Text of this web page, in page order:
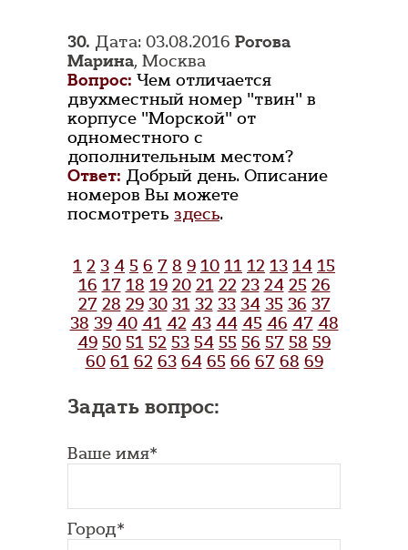
30. Дата: 03.08.2016 Рогова
Марина, Москва
Вопрос: Чем отличается
двухместный номер "твин" в
корпусе "Морской" от
одноместного с
дополнительным местом?
Ответ: Добрый день. Описание
номеров Вы можете
посмотреть здесь.
1 2 3 4 5 6 7 8 9 10 11 12 13 14 15
16 17 18 19 20 21 22 23 24 25 26
27 28 29 30 31 32 33 34 35 36 37
38 39 40 41 42 43 44 45 46 47 48
49 50 51 52 53 54 55 56 57 58 59
60 61 62 63 64 65 66 67 68 69
Задать вопрос:
Ваше имя*
Город*